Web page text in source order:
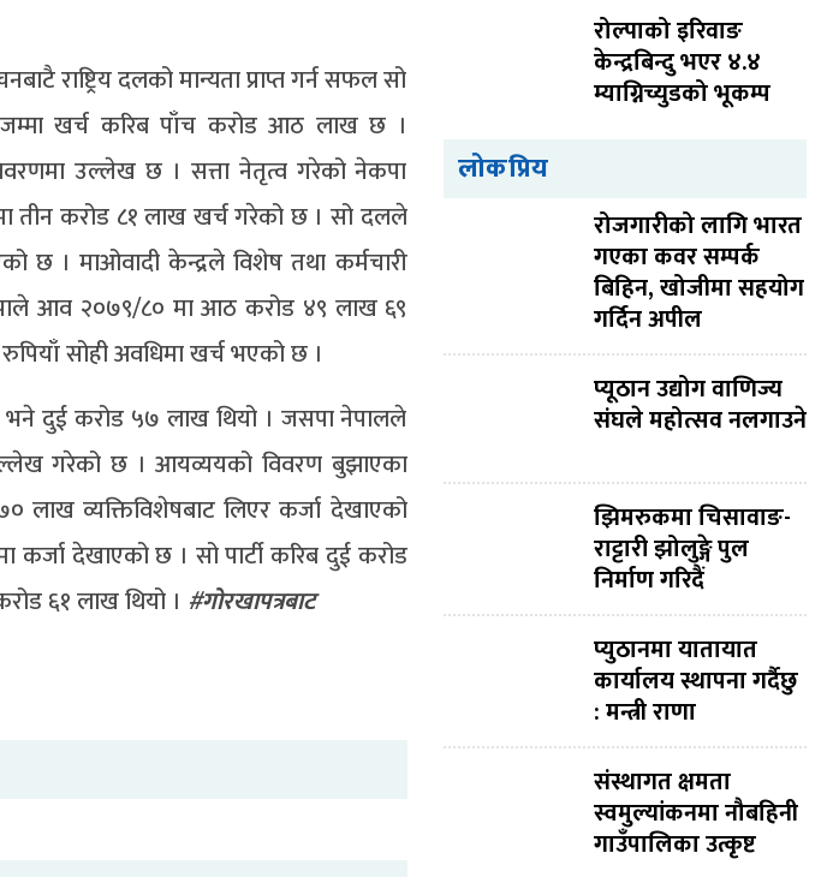
राष्ट्रिय दलको मान्यता प्राप्त गर्न सफल सो
खर्च करिब पाँच करोड आठ लाख छ ।
उल्लेख छ । सत्ता नेतृत्व गरेको नेकपा
तीन करोड ८१ लाख खर्च गरेको छ । सो दलले
छ । माओवादी केन्द्रले विशेष तथा कर्मचारी
आव २०७९/८० मा आठ करोड ४९ लाख ६९
सोही अवधिमा खर्च भएको छ ।
भने दुई करोड ५७ लाख थियो । जसपा नेपालले
गरेको छ । आयव्ययको विवरण बुझाएका
व्यक्तिविशेषबाट लिएर कर्जा देखाएको
देखाएको छ । सो पार्टी करिब दुई करोड
६१ लाख थियो । #गोरखापत्रबाट
रोल्पाको इरिवाङ
केन्द्रबिन्दु भएर ४.४
म्याग्निच्युडको भूकम्प
लोकप्रिय
रोजगारीको लागि भारत
गएका कवर सम्पर्क
बिहिन, खोजीमा सहयोग
गर्दिन अपील
प्यूठान उद्योग वाणिज्य
संघले महोत्सव नलगाउने
झिमरुकमा चिसावाङ-
राट्टारी झोलुङ्गे पुल
निर्माण गरिदैं
प्युठानमा यातायात
कार्यालय स्थापना गर्दैछु
: मन्त्री राणा
संस्थागत क्षमता
स्वमुल्यांकनमा नौबहिनी
गाउँपालिका उत्कृष्ट